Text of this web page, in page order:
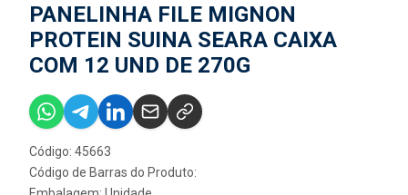
PANELINHA FILE MIGNON
PROTEIN SUINA SEARA CAIXA
COM 12 UND DE 270G
Código: 45663
Código de Barras do Produto: